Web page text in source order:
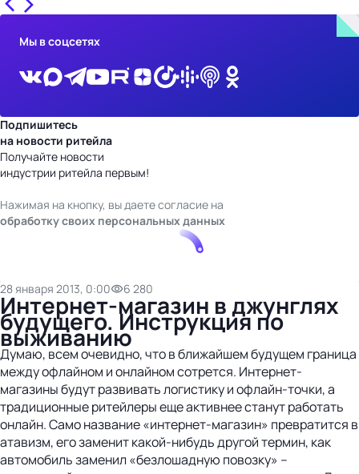
Мы в соцсетях
Подпишитесь
на новости ритейла
Получайте новости
индустрии ритейла первым!
Нажимая на кнопку, вы даете согласие на
обработку своих персональных данных
28 января 2013, 0:00 6 280
Интернет-магазин в джунглях
будущего. Инструкция по
выживанию
Думаю, всем очевидно, что в ближайшем будущем граница
между офлайном и онлайном сотрется. Интернет-
магазины будут развивать логистику и офлайн-точки, а
традиционные ритейлеры еще активнее станут работать
онлайн. Само название «интернет-магазин» превратится в
атавизм, его заменит какой-нибудь другой термин, как
автомобиль заменил «безлошадную повозку» –